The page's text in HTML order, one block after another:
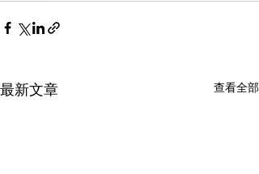
最新文章 查看全部